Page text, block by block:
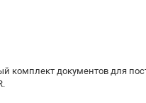
комплект документов для